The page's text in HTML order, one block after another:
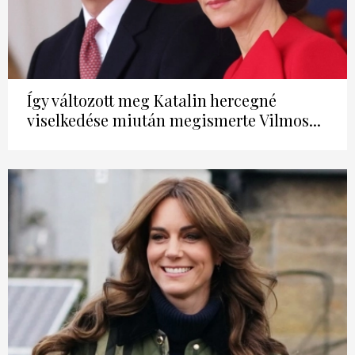
Így változott meg Katalin hercegné
viselkedése miután megismerte Vilmos...